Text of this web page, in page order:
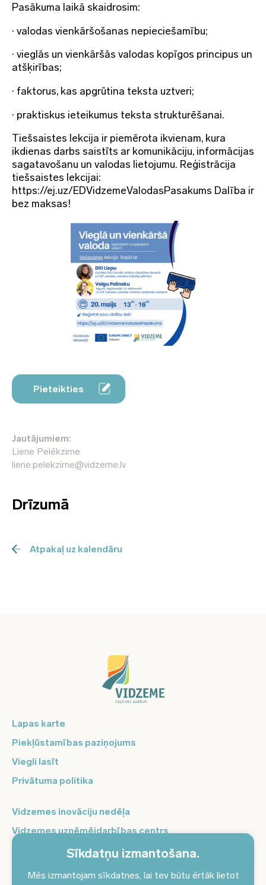
Sīkdatņu izmantošana.
Mēs izmantojam sīkdatnes, lai tev būtu ērtāk lietot
Pasākuma laikā skaidrosim:
· valodas vienkāršošanas nepieciešamību;
· vieglās un vienkāršās valodas kopīgos principus un
atšķirības;
· faktorus, kas apgrūtina teksta uztveri;
· praktiskus ieteikumus teksta strukturēšanai.
Tiešsaistes lekcija ir piemērota ikvienam, kura
ikdienas darbs saistīts ar komunikāciju, informācijas
sagatavošanu un valodas lietojumu. Reģistrācija
tiešsaistes lekcijai:
https://ej.uz/EDVidzemeValodasPasakums Dalība ir
bez maksas!
Pieteikties
Jautājumiem:
Liene Pelēkzirne
liene.pelekzirne@vidzeme.lv
Drīzumā
Atpakaļ uz kalendāru
Lapas karte
Piekļūstamības paziņojums
Viegli lasīt
Privātuma politika
Vidzemes inovāciju nedēļa
Vidzemes uzņēmējdarbības centrs
Balso Vidzeme